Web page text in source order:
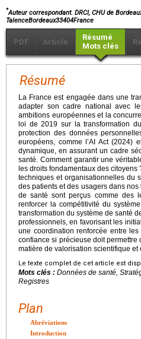
*Auteur correspondant. DRCI, CHU de
TalenceBordeaux33404France
PDF Article
Résumé
Mots clés
Résumé
La France est engagée dans une
adapter son cadre national avec
ambitions européennes et la
loi de 2019 sur la transformation
protection des données
européens, comme l’AI Act (2024)
dynamique, en assurant un cadre
santé. Comment garantir une
les droits fondamentaux des
techniques et organisationnelles du
des patients et des usagers dans
de santé sont perçus comme des
renforcer la compétitivité du
transformation du système de santé
professionnels, en favorisant les
une coordination renforcée entre
confiance si précieuse doit permettre
matière de valorisation scientifique et
Le texte complet de cet article est
Mots clés : Données de santé,
Registres
Plan
Abréviations
Introduction